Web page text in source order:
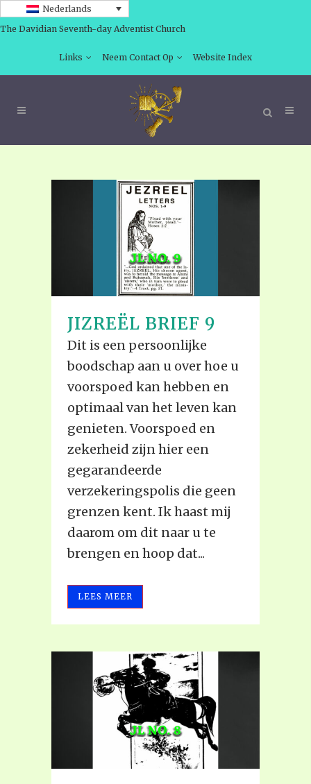
Nederlands
The Davidian Seventh-day Adventist Church
Links Neem Contact Op Website Index
JIZREËL BRIEF 9
Dit is een persoonlijke
boodschap aan u over hoe u
voorspoed kan hebben en
optimaal van het leven kan
genieten. Voorspoed en
zekerheid zijn hier een
gegarandeerde
verzekeringspolis die geen
grenzen kent. Ik haast mij
daarom om dit naar u te
brengen en hoop dat...
LEES MEER